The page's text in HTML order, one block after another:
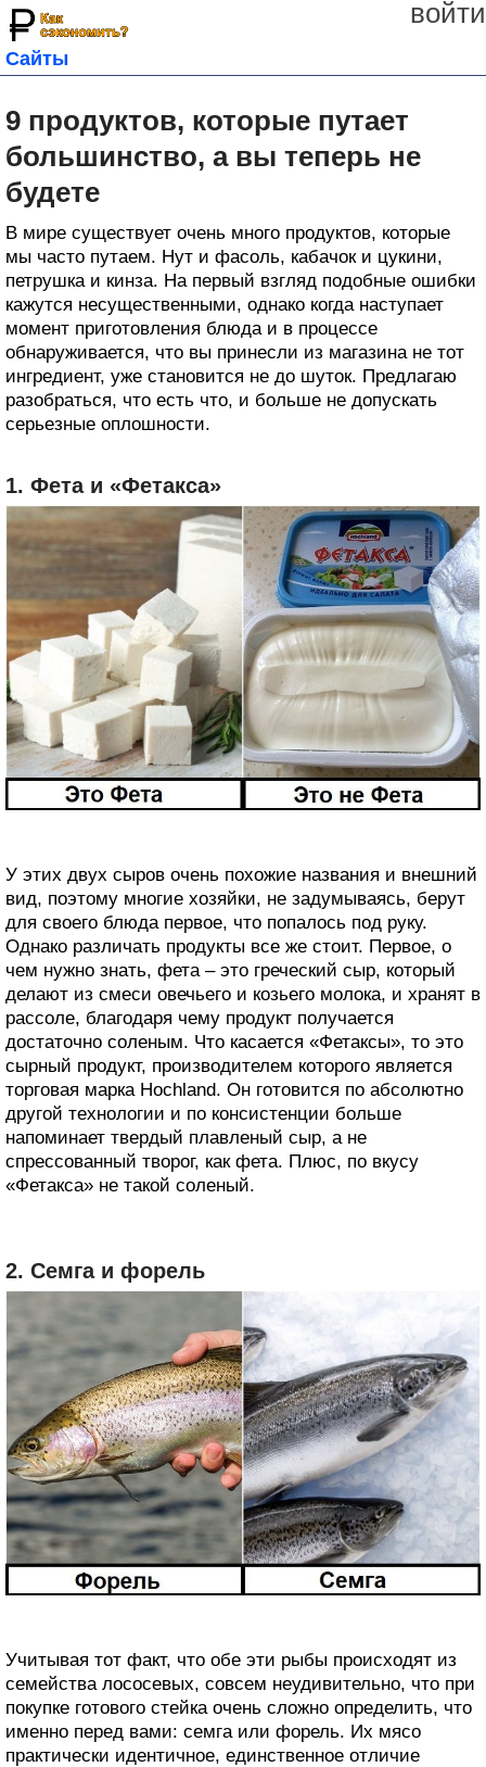
войти
Сайты
9 продуктов, которые путает
большинство, а вы теперь не
будете
В мире существует очень много продуктов, которые
мы часто путаем. Нут и фасоль, кабачок и цукини,
петрушка и кинза. На первый взгляд подобные ошибки
кажутся несущественными, однако когда наступает
момент приготовления блюда и в процессе
обнаруживается, что вы принесли из магазина не тот
ингредиент, уже становится не до шуток. Предлагаю
разобраться, что есть что, и больше не допускать
серьезные оплошности.
1. Фета и «Фетакса»
У этих двух сыров очень похожие названия и внешний
вид, поэтому многие хозяйки, не задумываясь, берут
для своего блюда первое, что попалось под руку.
Однако различать продукты все же стоит. Первое, о
чем нужно знать, фета – это греческий сыр, который
делают из смеси овечьего и козьего молока, и хранят в
рассоле, благодаря чему продукт получается
достаточно соленым. Что касается «Фетаксы», то это
сырный продукт, производителем которого является
торговая марка Hochland. Он готовится по абсолютно
другой технологии и по консистенции больше
напоминает твердый плавленый сыр, а не
спрессованный творог, как фета. Плюс, по вкусу
«Фетакса» не такой соленый.
2. Семга и форель
Учитывая тот факт, что обе эти рыбы происходят из
семейства лососевых, совсем неудивительно, что при
покупке готового стейка очень сложно определить, что
именно перед вами: семга или форель. Их мясо
практически идентичное, единственное отличие